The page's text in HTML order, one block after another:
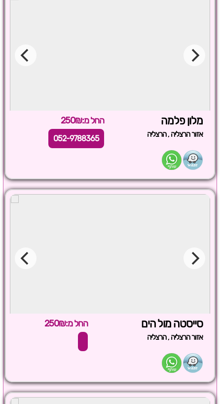
מלון פלמה החל מ:250₪
אזור הרצליה ,הרצליה 052-9788365
סייסטה מול הים החל מ:250₪
אזור הרצליה ,הרצליה